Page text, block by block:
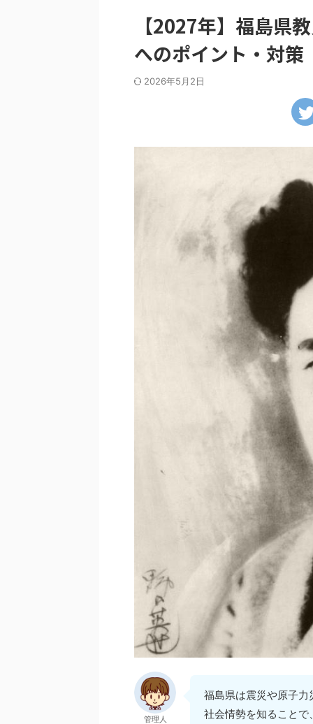
【2027年】福島県
へのポイント・対策
2026年5月2日
管理人
福島県は震災や原子
社会情勢を知ること